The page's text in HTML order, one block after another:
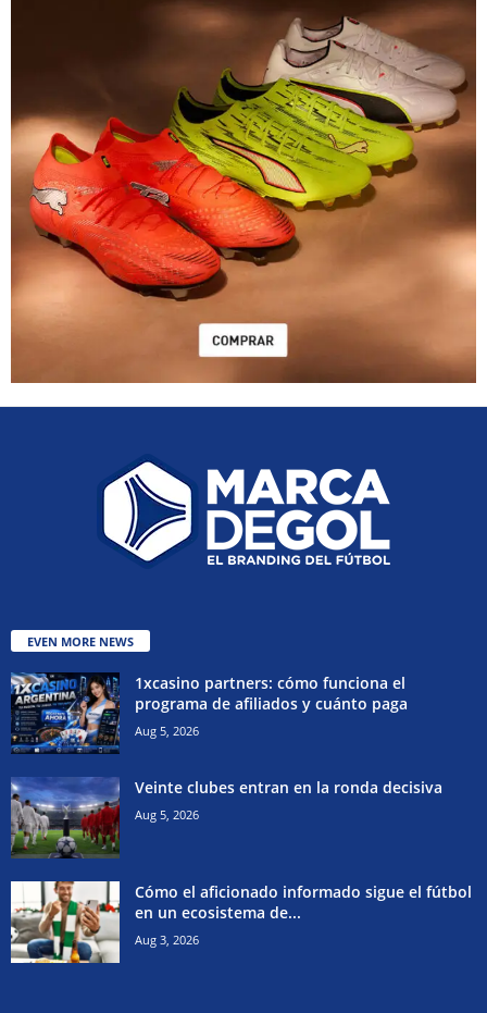
EVEN MORE NEWS
1xcasino partners: cómo funciona el
programa de afiliados y cuánto paga
Aug 5, 2026
Veinte clubes entran en la ronda decisiva
Aug 5, 2026
Cómo el aficionado informado sigue el fútbol
en un ecosistema de...
Aug 3, 2026